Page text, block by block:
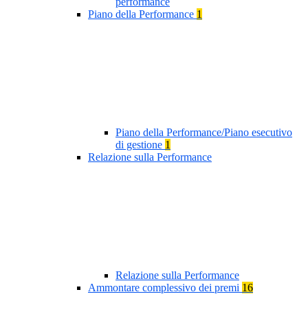
Piano della Performance 1
Piano della Performance/Piano esecutivo
di gestione 1
Relazione sulla Performance
Relazione sulla Performance
Ammontare complessivo dei premi 16